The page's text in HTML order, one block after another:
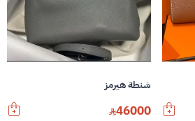
شنطة هيرمز
46000